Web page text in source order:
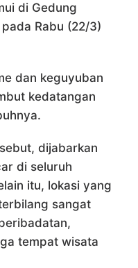
di Gedung
Rabu (22/3)
dan keguyuban
kedatangan
dijabarkan
di seluruh
itu, lokasi yang
sangat
tempat wisata